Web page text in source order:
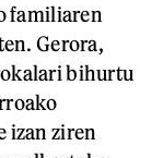
familiaren
Gerora,
bihurtu
izan ziren